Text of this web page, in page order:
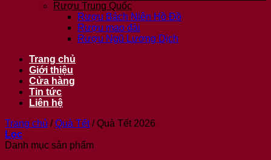
Rượu Trung Quốc
Rượu Bách Niên Hồ Đồ
Rượu mao đài
Rượu Ngũ Lương Dịch
Trang chủ
Giới thiệu
Cửa hàng
Tin tức
Liên hệ
Trang chủ / Quà Tết /Quà Tết 2026
Lọc
Danh mục sản phẩm